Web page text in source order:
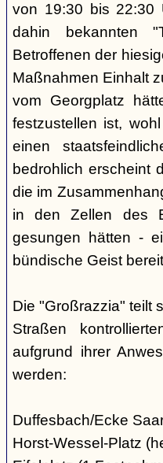
von 19:30 bis 22:30
dahin bekannten
Betroffenen der
Maßnahmen Einhalt
vom Georgplatz
festzustellen ist,
einen
bedrohlich erscheint
die im
in den Zellen des
gesungen hätten -
bündische Geist
Die "Großrazzia" teilt
Straßen
aufgrund ihrer
werden:
Duffesbach/Ecke
Horst-Wessel-Platz